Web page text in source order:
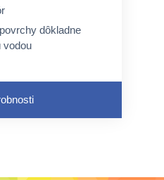
dôkladne
vodou